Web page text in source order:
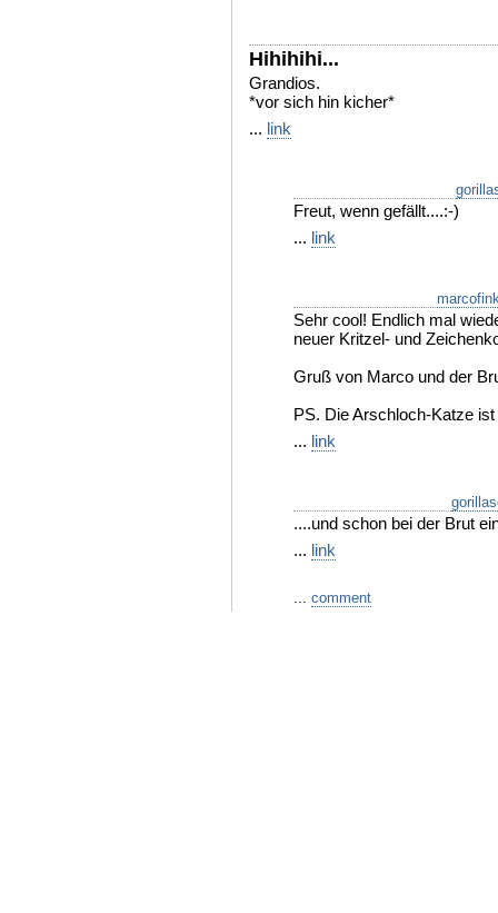
Hihihihi...
Grandios.
*vor sich hin kicher*
... link
Freut, wenn gefällt....:-)
... link
Sehr cool! Endlich mal
neuer Kritzel- und
Gruß von Marco und der
PS. Die Arschloch-Katze
... link
....und schon bei der Brut
... link
... comment